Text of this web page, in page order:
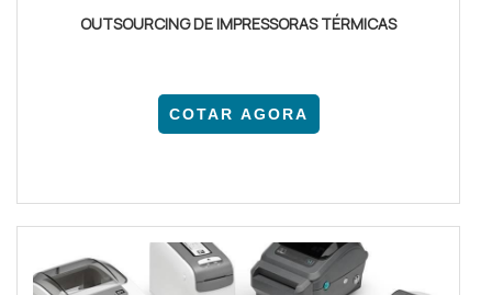
OUTSOURCING DE IMPRESSORAS TÉRMICAS
COTAR AGORA